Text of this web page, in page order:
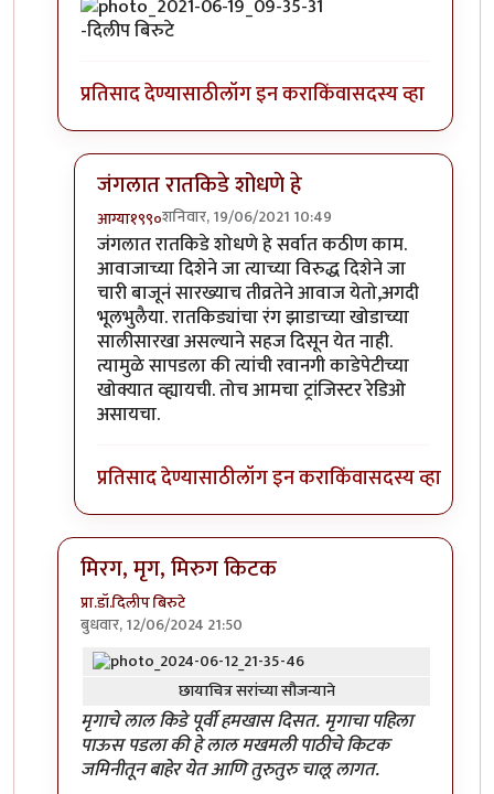
-दिलीप बिरुटे
प्रतिसाद देण्यासाठीलॉग इन कराकिंवासदस्य व्हा
जंगलात रातकिडे शोधणे हे
आग्या१९९०शनिवार, 19/06/2021 10:49
In reply toमस्त....!byप्रा.डॉ.दिलीप बिरुटे
जंगलात रातकिडे शोधणे हे सर्वात कठीण काम.
आवाजाच्या दिशेने जा त्याच्या विरुद्ध दिशेने जा
चारी बाजूनं सारख्याच तीव्रतेने आवाज येतो,अगदी
भूलभुलैया. रातकिड्यांचा रंग झाडाच्या खोडाच्या
सालीसारखा असल्याने सहज दिसून येत नाही.
त्यामुळे सापडला की त्यांची रवानगी काडेपेटीच्या
खोक्यात व्ह्यायची. तोच आमचा ट्रांजिस्टर रेडिओ
असायचा.
प्रतिसाद देण्यासाठीलॉग इन कराकिंवासदस्य व्हा
मिरग, मृग, मिरुग किटक
प्रा.डॉ.दिलीप बिरुटे
बुधवार, 12/06/2024 21:50
In reply to'किडे' आवडले. by प्रचेतस
छायाचित्र सरांच्या सौजन्याने
मृगाचे लाल किडे पूर्वी हमखास दिसत. मृगाचा पहिला
पाऊस पडला की हे लाल मखमली पाठीचे किटक
जमिनीतून बाहेर येत आणि तुरुतुरु चालू लागत.